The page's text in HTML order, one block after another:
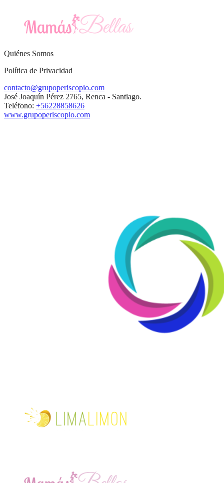
Quiénes Somos
Política de Privacidad
contacto@grupoperiscopio.com
José Joaquín Pérez 2765, Renca - Santiago.
Teléfono: +56228858626
www.grupoperiscopio.com